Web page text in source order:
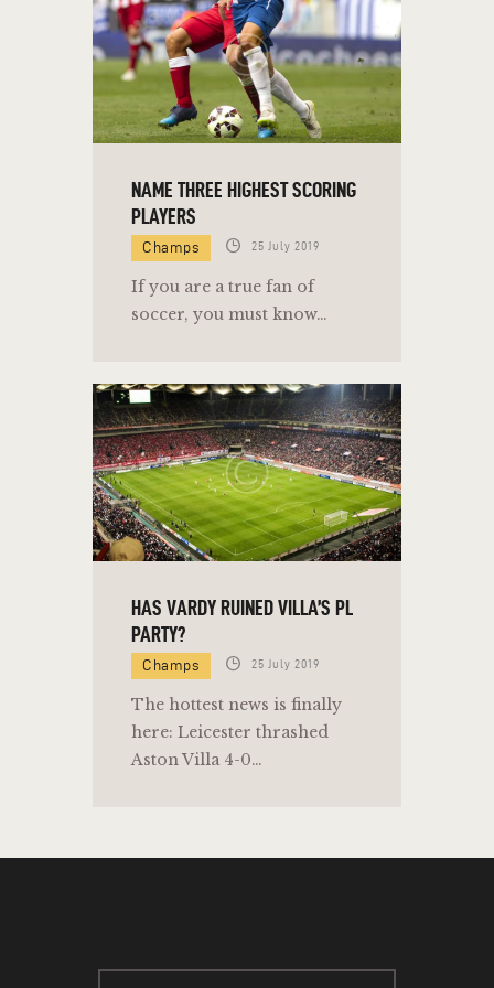
NAME THREE HIGHEST SCORING
PLAYERS
Champs 25 July 2019
If you are a true fan of
soccer, you must know…
HAS VARDY RUINED VILLA’S PL
PARTY?
Champs 25 July 2019
The hottest news is finally
here: Leicester thrashed
Aston Villa 4-0…